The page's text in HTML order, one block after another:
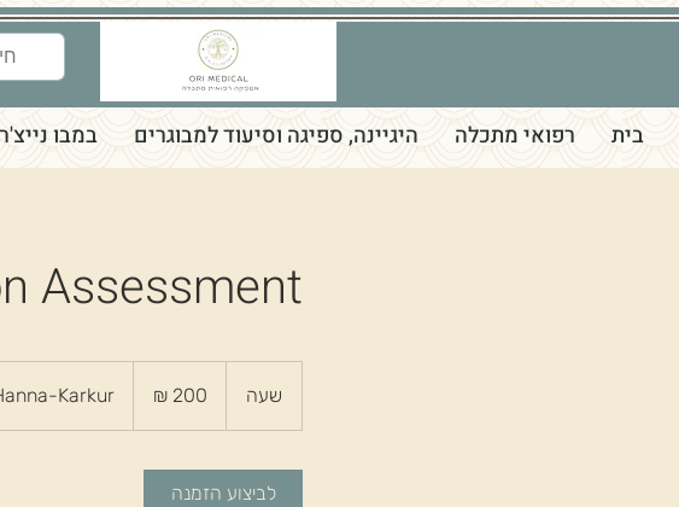
בית רפואי מתכלה היגיינה, ספיגה וסיעוד למבוגרים במבו
Assessment
שעה
ע
חדשים
Karkur
לביצוע הזמנה